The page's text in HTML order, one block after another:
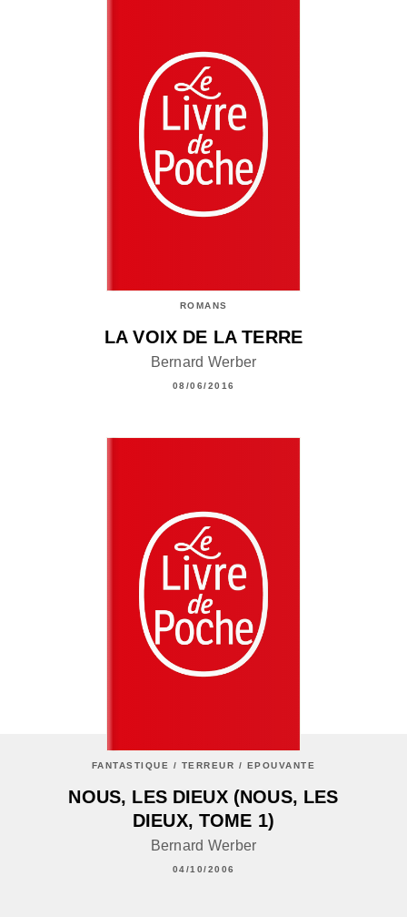
ROMANS
LA VOIX DE LA TERRE
Bernard Werber
08/06/2016
FANTASTIQUE / TERREUR / EPOUVANTE
NOUS, LES DIEUX (NOUS, LES
DIEUX, TOME 1)
Bernard Werber
04/10/2006